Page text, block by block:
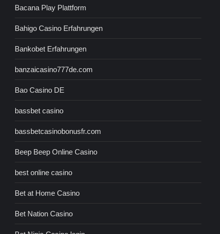
Bacana Play Plattform
Bahigo Casino Erfahrungen
Bankobet Erfahrungen
banzaicasino777de.com
Bao Casino DE
bassbet casino
bassbetcasinobonusfr.com
Beep Beep Online Casino
best online casino
Bet at Home Casino
Bet Nation Casino